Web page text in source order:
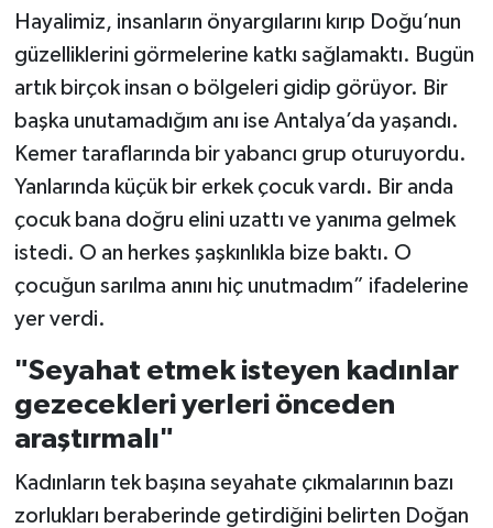
Hayalimiz, insanların önyargılarını kırıp Doğu’nun
güzelliklerini görmelerine katkı sağlamaktı. Bugün
artık birçok insan o bölgeleri gidip görüyor. Bir
başka unutamadığım anı ise Antalya’da yaşandı.
Kemer taraflarında bir yabancı grup oturuyordu.
Yanlarında küçük bir erkek çocuk vardı. Bir anda
çocuk bana doğru elini uzattı ve yanıma gelmek
istedi. O an herkes şaşkınlıkla bize baktı. O
çocuğun sarılma anını hiç unutmadım” ifadelerine
yer verdi.
"Seyahat etmek isteyen kadınlar
gezecekleri yerleri önceden
araştırmalı"
Kadınların tek başına seyahate çıkmalarının bazı
zorlukları beraberinde getirdiğini belirten Doğan